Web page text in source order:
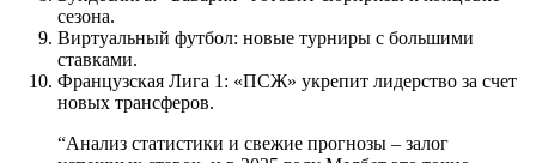
сезона.
Виртуальный футбол: новые турниры с большими
ставками.
Французская Лига 1: «ПСЖ» укрепит лидерство за счет
новых трансферов.
“Анализ статистики и свежие прогнозы – залог